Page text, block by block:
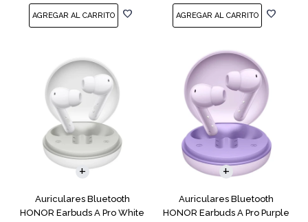
Auriculares Bluetooth
HONOR Earbuds A Pro White
Auriculares Bluetooth
HONOR Earbuds A Pro Purple